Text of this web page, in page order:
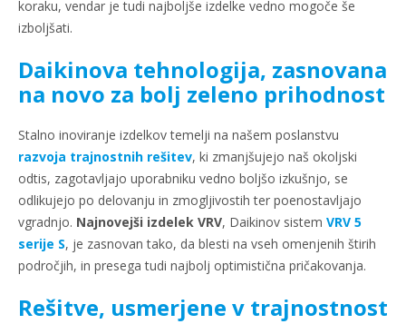
koraku, vendar je tudi najboljše izdelke vedno mogoče še
izboljšati.
Daikinova tehnologija, zasnovana
na novo za bolj zeleno prihodnost
Stalno inoviranje izdelkov temelji na našem poslanstvu
razvoja trajnostnih rešitev, ki zmanjšujejo naš okoljski
odtis, zagotavljajo uporabniku vedno boljšo izkušnjo, se
odlikujejo po delovanju in zmogljivostih ter poenostavljajo
vgradnjo. Najnovejši izdelek VRV, Daikinov sistem VRV 5
serije S, je zasnovan tako, da blesti na vseh omenjenih štirih
področjih, in presega tudi najbolj optimistična pričakovanja.
Rešitve, usmerjene v trajnostnost